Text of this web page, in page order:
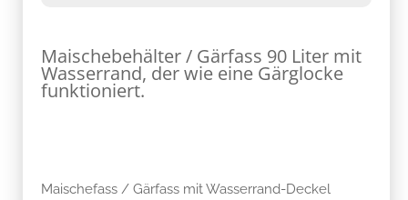
Maischebehälter / Gärfass 90 Liter mit
Wasserrand, der wie eine Gärglocke
funktioniert.
Maischefass / Gärfass mit Wasserrand-Deckel